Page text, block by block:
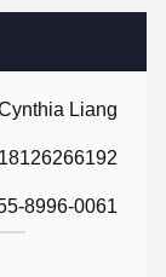
Liang
8996-0061